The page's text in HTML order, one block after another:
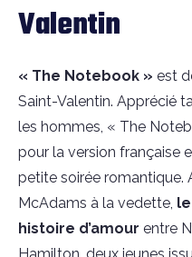
Valentin
« The Notebook » est
Saint-Valentin. Apprécié
les hommes, « The
pour la version française
petite soirée romantique.
McAdams à la vedette,
histoire d’amour entre